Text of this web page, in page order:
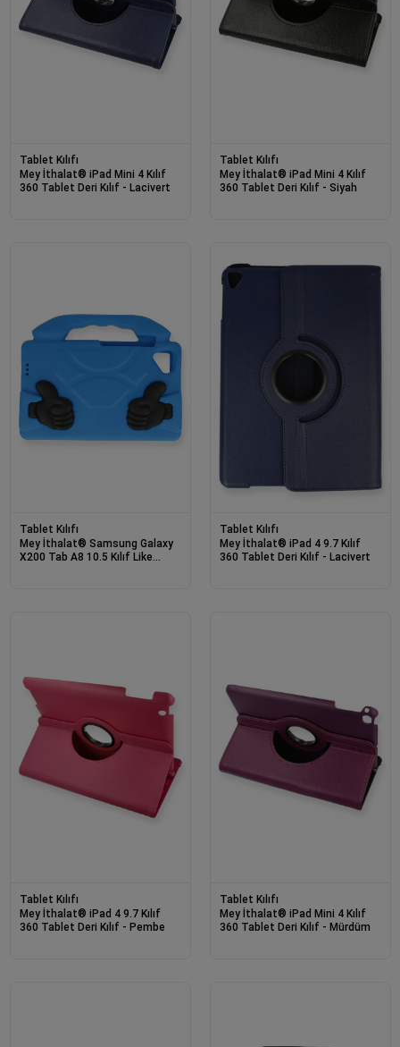
Tablet Kılıfı
Mey İthalat® iPad Mini 4 Kılıf
360 Tablet Deri Kılıf - Lacivert
Tablet Kılıfı
Mey İthalat® iPad Mini 4 Kılıf
360 Tablet Deri Kılıf - Siyah
Tablet Kılıfı
Mey İthalat® Samsung Galaxy
X200 Tab A8 10.5 Kılıf Like
Tablet Kılıfı
Mey İthalat® iPad 4 9.7 Kılıf
360 Tablet Deri Kılıf - Lacivert
Tablet Kılıfı
Mey İthalat® iPad 4 9.7 Kılıf
360 Tablet Deri Kılıf - Pembe
Tablet Kılıfı
Mey İthalat® iPad Mini 4 Kılıf
360 Tablet Deri Kılıf - Mürdüm